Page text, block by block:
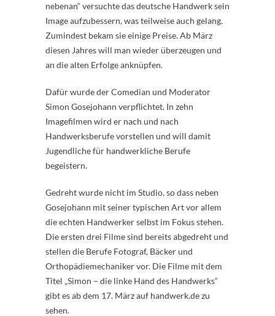
nebenan“ versuchte das deutsche Handwerk sein
Image aufzubessern, was teilweise auch gelang.
Zumindest bekam sie einige Preise. Ab März
diesen Jahres will man wieder überzeugen und
an die alten Erfolge anknüpfen.
Dafür wurde der Comedian und Moderator
Simon Gosejohann verpflichtet. In zehn
Imagefilmen wird er nach und nach
Handwerksberufe vorstellen und will damit
Jugendliche für handwerkliche Berufe
begeistern.
Gedreht wurde nicht im Studio, so dass neben
Gosejohann mit seiner typischen Art vor allem
die echten Handwerker selbst im Fokus stehen.
Die ersten drei Filme sind bereits abgedreht und
stellen die Berufe Fotograf, Bäcker und
Orthopädiemechaniker vor. Die Filme mit dem
Titel „Simon – die linke Hand des Handwerks“
gibt es ab dem 17. März auf handwerk.de zu
sehen.